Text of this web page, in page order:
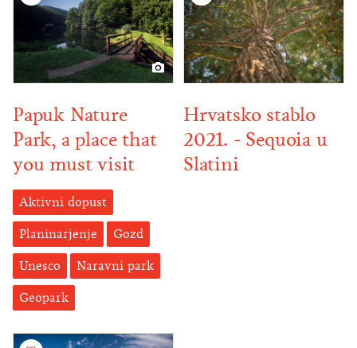
Papuk Nature
Park, a place that
you must visit
Aktivni dopust
Planinarjenje
Gozd
Unesco
Naravni park
Geopark
Hrvatsko stablo
2021. - Sequoia u
Slatini